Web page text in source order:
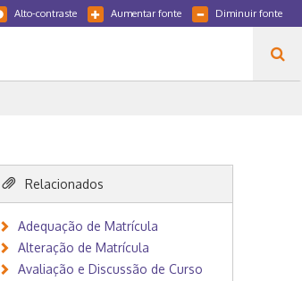
Diminuir fonte
Aumentar fonte
Alto-contraste
Relacionados
Adequação de Matrícula
Alteração de Matrícula
Avaliação e Discussão de Curso